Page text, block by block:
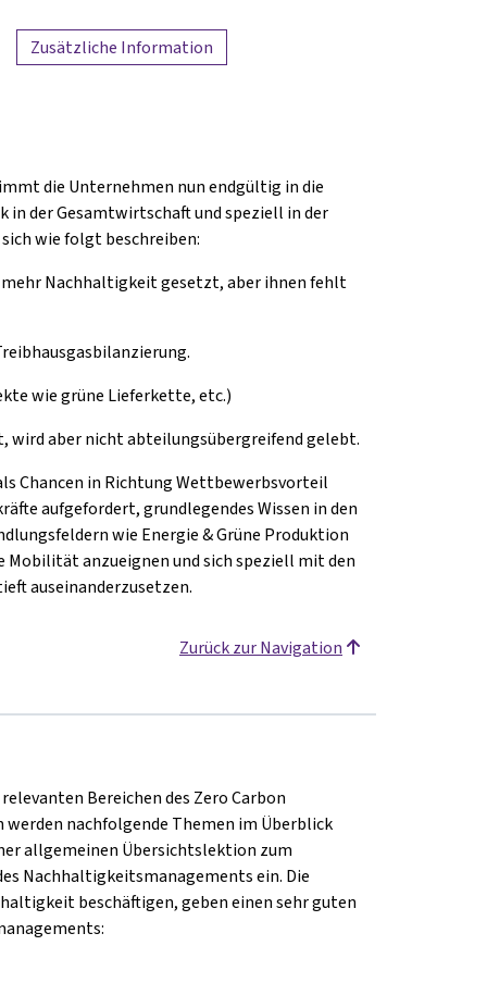
Zusätzliche Information
die Unternehmen nun endgültig in die
in der Gesamtwirtschaft und speziell in der
wie folgt beschreiben:
Nachhaltigkeit gesetzt, aber ihnen fehlt
wie grüne Lieferkette, etc.)
wird aber nicht abteilungsübergreifend gelebt.
Chancen in Richtung Wettbewerbsvorteil
aufgefordert, grundlegendes Wissen in den
wie Energie & Grüne Produktion
Mobilität anzueignen und sich speziell mit den
auseinanderzusetzen.
Zurück zur Navigation
Bereichen des Zero Carbon
nachfolgende Themen im Überblick
allgemeinen Übersichtslektion zum
Nachhaltigkeitsmanagements ein. Die
beschäftigen, geben einen sehr guten